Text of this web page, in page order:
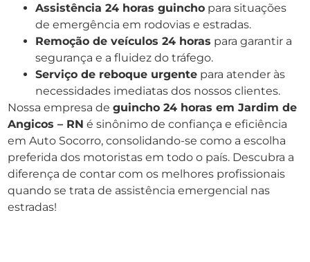
Assistência 24 horas guincho para situações
de emergência em rodovias e estradas.
Remoção de veículos 24 horas para garantir a
segurança e a fluidez do tráfego.
Serviço de reboque urgente para atender às
necessidades imediatas dos nossos clientes.
Nossa empresa de guincho 24 horas em Jardim de
Angicos – RN é sinônimo de confiança e eficiência
em Auto Socorro, consolidando-se como a escolha
preferida dos motoristas em todo o país. Descubra a
diferença de contar com os melhores profissionais
quando se trata de assistência emergencial nas
estradas!